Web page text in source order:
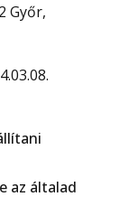
Győr,
az általad